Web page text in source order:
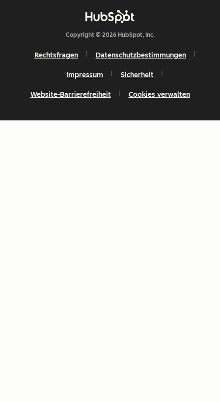
Copyright © 2026 HubSpot, Inc.
Rechtsfragen Datenschutzbestimmungen
Impressum Sicherheit
Website-Barrierefreiheit Cookies verwalten